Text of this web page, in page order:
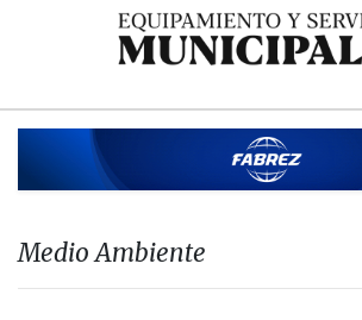
Medio Ambiente